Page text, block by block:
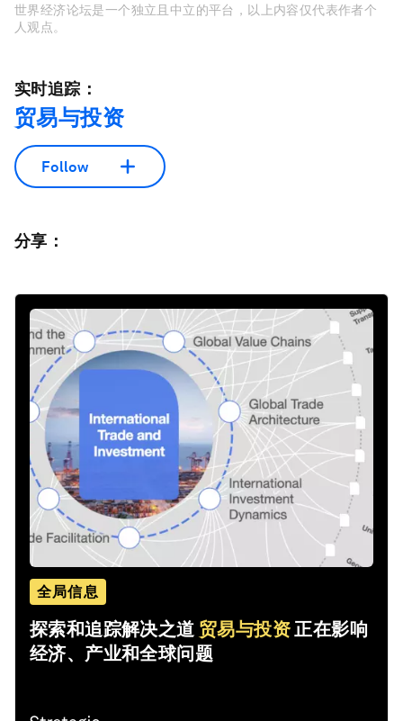
世界经济论坛是一个独立且中立的平台，以上内容仅代表作者个
人观点。
实时追踪：
贸易与投资
Follow
分享：
全局信息
探索和追踪解决之道 贸易与投资正在影响
经济、产业和全球问题